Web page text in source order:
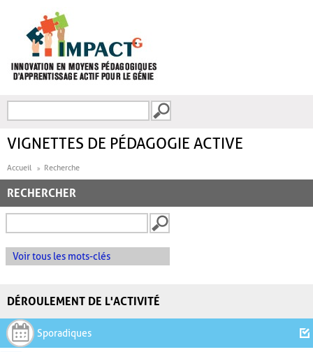
FORMULAIRE DE
VIGNETTES DE PÉDAGOGIE ACTIVE
Accueil Recherche
RECHERCHER
Voir tous les mots-clés
DÉROULEMENT DE L'ACTIVITÉ
Sporadiques